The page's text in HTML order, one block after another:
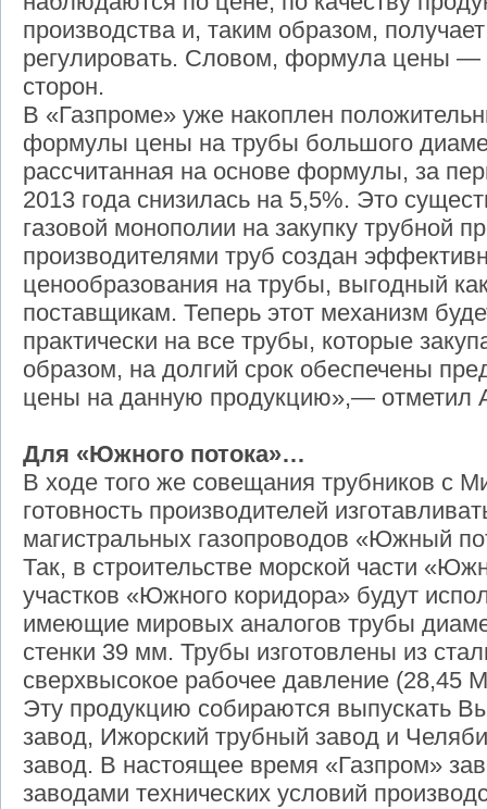
производства и, таким образом,
регулировать. Словом, формула цены —
сторон.
В «Газпроме» уже накоплен
формулы цены на трубы большого
рассчитанная на основе формулы, за
2013 года снизилась на 5,5%. Это
газовой монополии на закупку трубной
производителями труб создан
ценообразования на трубы, выгодный как
поставщикам. Теперь этот механизм
практически на все трубы, которые
образом, на долгий срок обеспечены
цены на данную продукцию»,— отметил
Для «Южного потока»…
В ходе того же совещания трубников с
готовность производителей
магистральных газопроводов «Южный
Так, в строительстве морской части
участков «Южного коридора» будут
имеющие мировых аналогов трубы
стенки 39 мм. Трубы изготовлены из
сверхвысокое рабочее давление (28,45
Эту продукцию собираются выпускать
завод, Ижорский трубный завод и
завод. В настоящее время «Газпром»
заводами технических условий